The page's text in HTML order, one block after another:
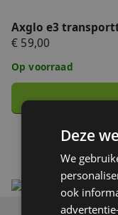
Axglo e3
€ 59,00
Op voorraad
Deze
We
ook